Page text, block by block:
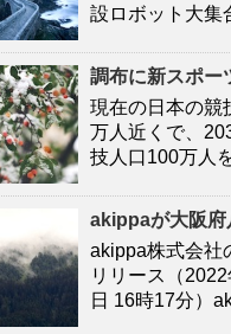
設ロボット大集
現在の日本の競
万人近くで、
技人口100万人
akippa株式会社
リリース（
日 16時17分）